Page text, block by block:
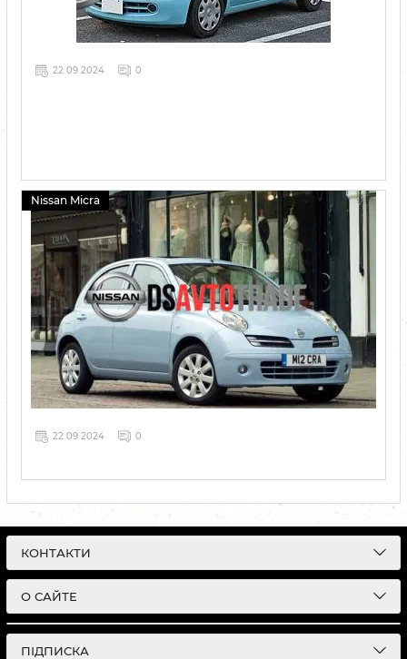
22 09 2024 0
Nissan Micra
22 09 2024 0
КОНТАКТИ
О САЙТЕ
ПІДПИСКА